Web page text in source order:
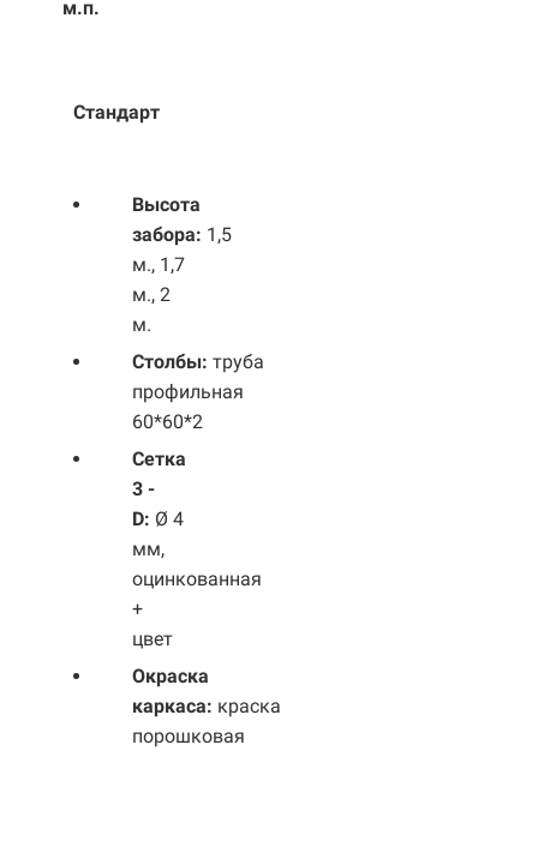
м.п.
Стандарт
Высота
забора: 1,5
м., 1,7
м., 2
м.
Столбы: труба
профильная
60*60*2
Сетка
3 -
D: Ø 4
мм,
оцинкованная
+
цвет
Окраска
каркаса: краска
порошковая